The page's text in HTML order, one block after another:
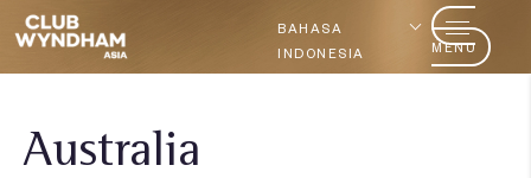
BAHASA
INDONESIA
MENU
Australia